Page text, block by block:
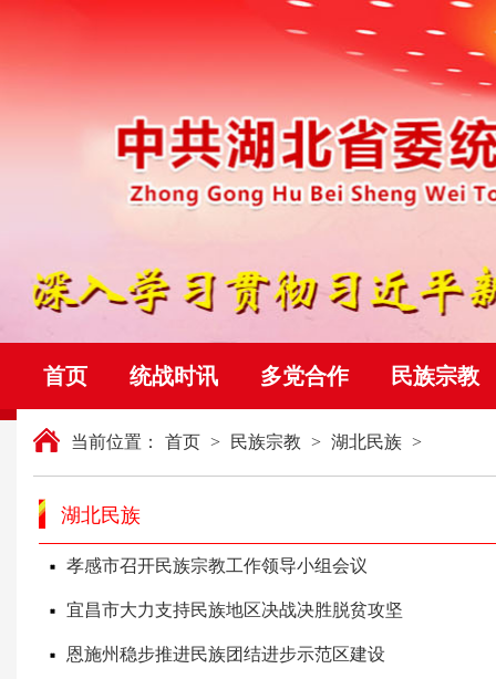
首页 统战时讯 多党合作 民族宗教
当前位置： 首页 > 民族宗教 > 湖北民族 >
湖北民族
孝感市召开民族宗教工作领导小组会议
宜昌市大力支持民族地区决战决胜脱贫攻坚
恩施州稳步推进民族团结进步示范区建设